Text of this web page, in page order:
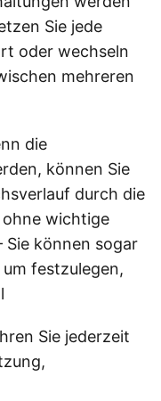
Sie jede
oder wechseln
mehreren
die
können Sie
durch die
ohne wichtige
Sie können sogar
festzulegen,
Sie jederzeit